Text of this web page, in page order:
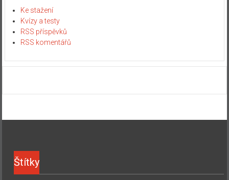
Ke stažení
Kvízy a testy
RSS příspěvků
RSS komentářů
Štítky